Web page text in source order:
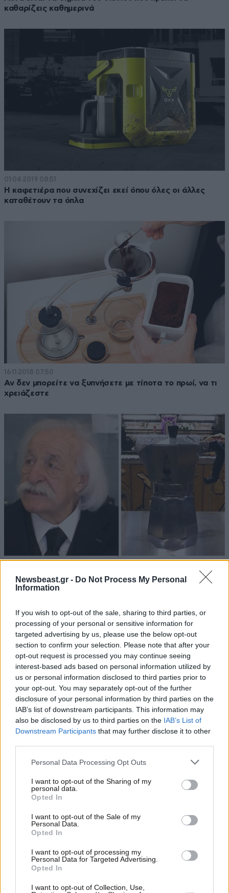
Newsbeast.gr - Do Not Process My Personal
Information
If you wish to opt-out of the sale, sharing to third parties, or
processing of your personal or sensitive information for
targeted advertising by us, please use the below opt-out
section to confirm your selection. Please note that after your
opt-out request is processed you may continue seeing
interest-based ads based on personal information utilized by
us or personal information disclosed to third parties prior to
your opt-out. You may separately opt-out of the further
disclosure of your personal information by third parties on the
IAB’s list of downstream participants. This information may
also be disclosed by us to third parties on the IAB’s List of
Downstream Participants that may further disclose it to other
Please note that this website/app uses one or more Google
not limited to your visit or usage behaviour. You may click to
grant or deny consent to Google and its third-party tags to
use your data for below specified purposes in below Google
consent section.
Personal Data Processing Opt Outs
I want to opt-out of the Sharing of my
personal data.
Opted In
I want to opt-out of the Sale of my
Personal Data.
Opted In
I want to opt-out of processing my
Personal Data for Targeted Advertising.
Opted In
I want to opt-out of Collection, Use,
καθαρίζεις καθημερινά
01·04·2019 08:51
Η καφετιέρα που συνεχίζει εκεί όπου όλες οι άλλες
καταθέτουν τα όπλα
16·11·2018 07:50
Αν δεν μπορείτε να ξυπνήσετε με τίποτα το πρωί, να τι
χρειάζεστε
Σε εσπρεσιέρα οι στάχτες του Ιταλού «βασιλιά της
καφετιέρας»
Καθημερινές στιγμές με καφέ Nespresso